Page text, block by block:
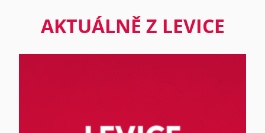
AKTUÁLNĚ Z LEVICE